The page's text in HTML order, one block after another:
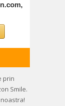
prin
Smile.